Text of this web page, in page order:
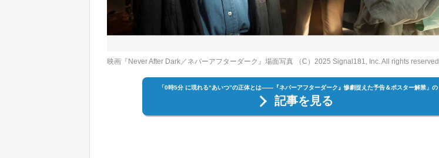
映画『Never After Dark／ネバーアフターダーク』場面写真 （C）2025 Signal181, Inc. All rights reserved.
「0時5分 に現れる“あいつ”の正体とは――『ネバーアフターダーク』惨劇捉えた予告＆ポスター解禁」の
記事を見る